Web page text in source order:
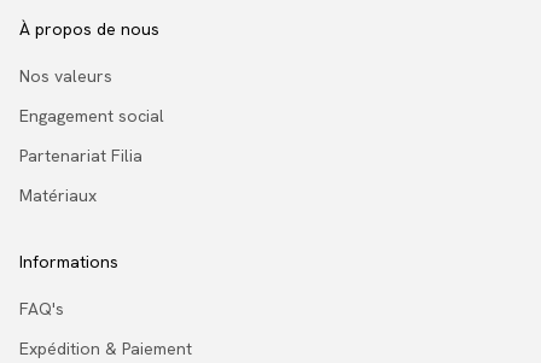
À propos de nous
Nos valeurs
Engagement social
Partenariat Filia
Matériaux
Informations
FAQ's
Expédition & Paiement